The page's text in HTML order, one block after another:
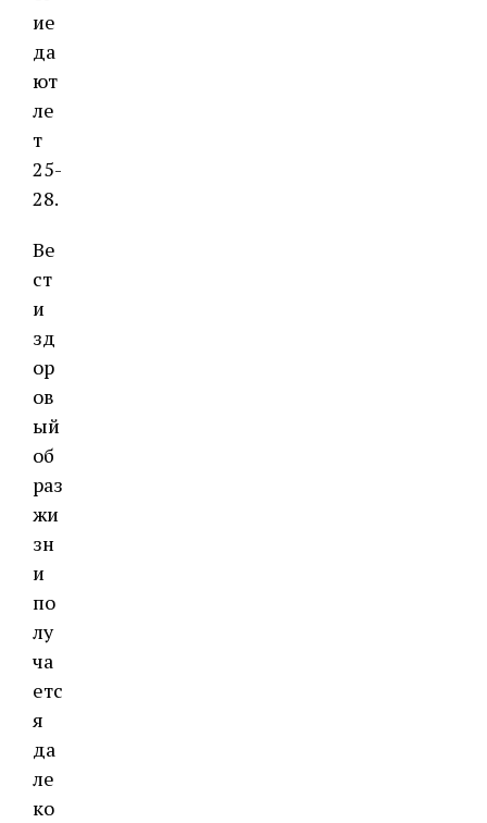
ие
да
ют
ле
т
25-
28.
Ве
ст
и
зд
ор
ов
ый
об
раз
жи
зн
и
по
лу
ча
етс
я
да
ле
ко